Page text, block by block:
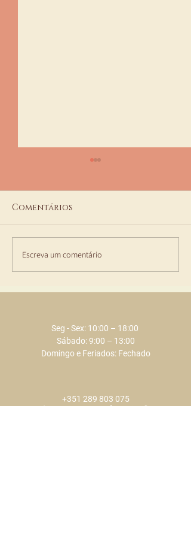
TRATAMENTOS de
LASER na ECLAT -
Comentários
Escreva um comentário
Seg - Sex: 10:00 – 18:00 ​​
Sábado: 9:00 – 13:00
Domingo e Feriados: Fechado
+351 289 803 075